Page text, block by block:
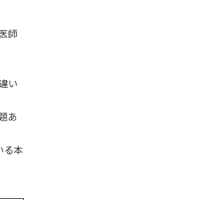
師
い
あ
る本